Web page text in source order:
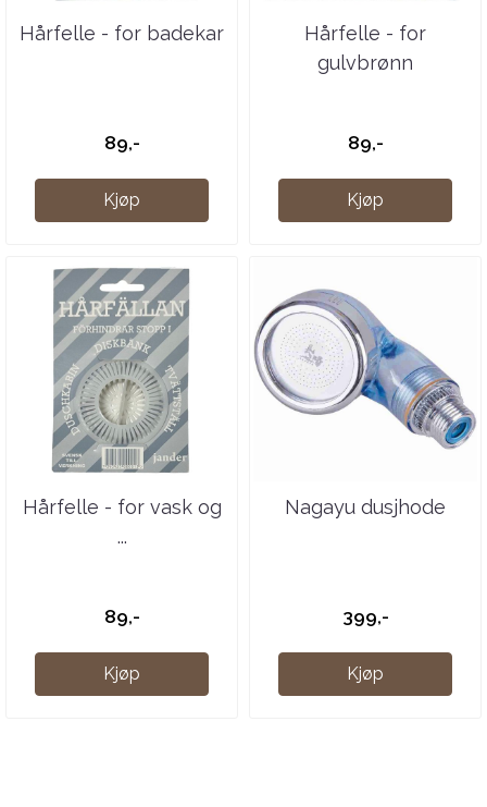
Hårfelle - for badekar
89,-
Kjøp
Hårfelle - for
gulvbrønn
89,-
Kjøp
Hårfelle - for vask og
...
89,-
Kjøp
Nagayu dusjhode
399,-
Kjøp